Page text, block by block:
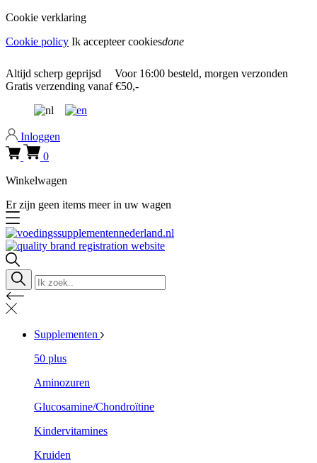
Cookie verklaring
Cookie policy Ik accepteer cookiesdone
Altijd scherp geprijsd Voor 16:00 besteld, morgen verzonden
Gratis verzending vanaf €50,-
Inloggen
0
Winkelwagen
Er zijn geen items meer in uw wagen
Supplementen
50 plus
Aminozuren
Glucosamine/Chondroïtine
Kindervitamines
Kruiden